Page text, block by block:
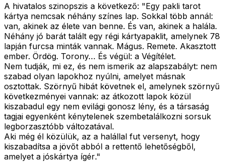
A hivatalos szinopszis a következő: "Egy pakli tarot
kártya nemcsak néhány színes lap. Sokkal több annál:
van, akinek az élete van benne. És van, akinek a halála.
Néhány jó barát talált egy régi kártyapaklit, amelynek 78
lapján furcsa minták vannak. Mágus. Remete. Akasztott
ember. Ördög. Torony… És végül: a Végítélet.
Nem tudják, mi ez, és nem ismerik az alapszabályt: nem
szabad olyan lapokhoz nyúlni, amelyet másnak
osztottak. Szörnyű hibát követnek el, amelynek szörnyű
következményei vannak: az átkozott lapok közül
kiszabadul egy nem evilági gonosz lény, és a társaság
tagjai egyenként kénytelenek szembetalálkozni sorsuk
legborzasztóbb változatával.
Aki még él közülük, az a halállal fut versenyt, hogy
kiszabadítsa a jövőt abból a rettentő lehetőségből,
amelyet a jóskártya ígér."